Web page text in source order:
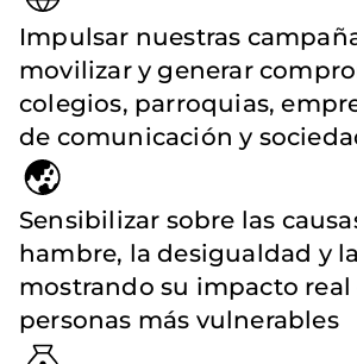
Impulsar nuestras
movilizar y generar
colegios, parroquias,
de comunicación y
Sensibilizar sobre las
hambre, la desigualdad y
mostrando su impacto real
personas más vulnerables